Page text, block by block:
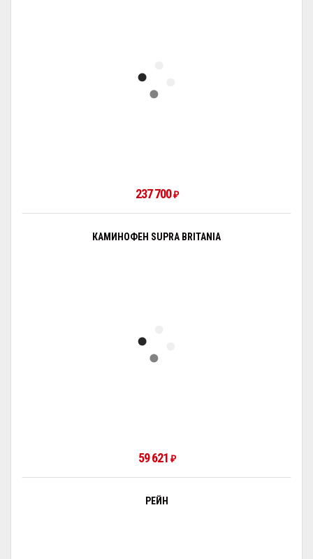
237 700₽
КАМИНОФЕН SUPRA BRITANIA
59 621 ₽
РЕЙН